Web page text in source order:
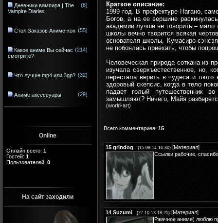
Дневники вампира | The
Vampire Diaries
(8)
Стол Заказов Аниме-кон (55)
Какое аниме Вы сейчас
смотрите?
(214)
Что лучше mp4 или 3gp? (32)
Аниме аксессуары (29)
Online
Онлайн всего: 1
Гостей: 1
Пользователей: 0
На сайт заходили
Краткое описание:
1999 год. В префектуре Нагано,
Богов, а на ее вершине
академии лучше не говорить – мало
школы вечно творится всякая
основателя школы, Кумасиро-
не побоялась приехать, чтобы
Человеческая природа соткана из
изучала сверхъестественное, но,
перестала верить в чудеса и люто
здоровый скепсис, когда в тело
падает голый путешественник
замышляют? Ничего, Майя
(world-art)
Всего комментариев: 15
15 grindog (15.08.14 16:30) [Материал]
Ссылки рабочие,
14 Suzumi (27.10.13 18:25) [Материал]
Ржачное аниме) люблю